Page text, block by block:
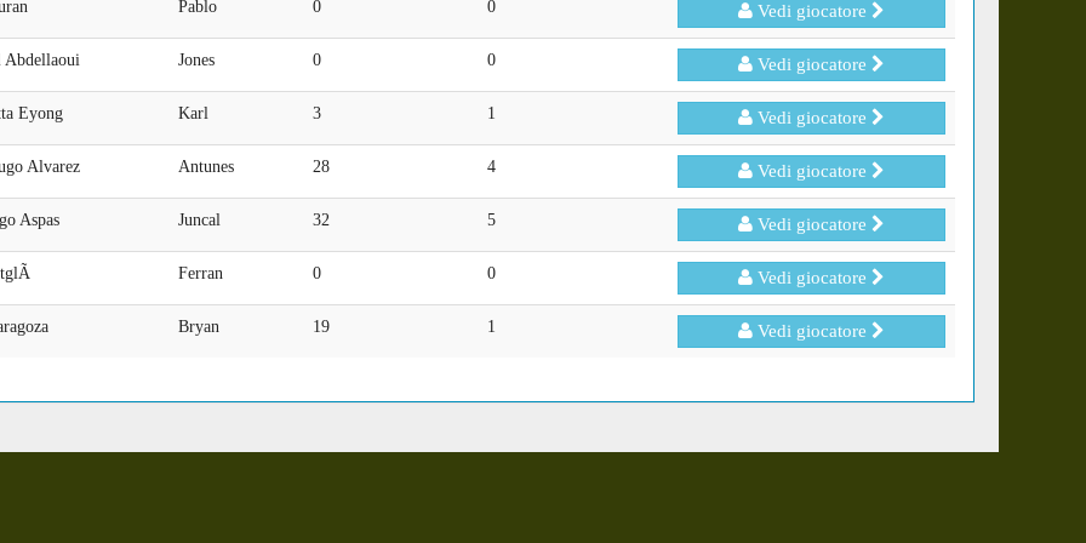
Pablo 0 0 Vedi giocatore
Abdellaoui Jones 0 0 Vedi giocatore
Eyong Karl 3 1 Vedi giocatore
Alvarez Antunes 28 4 Vedi giocatore
Aspas Juncal 32 5 Vedi giocatore
Ferran 0 0 Vedi giocatore
Bryan 19 1 Vedi giocatore